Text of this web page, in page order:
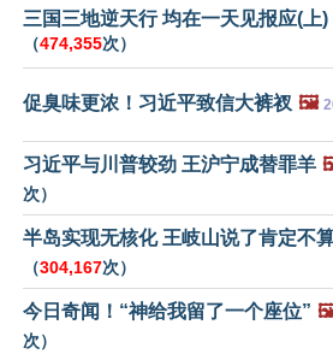
三国三地逆天行 均在一天见报应(上
（474,355次）
促臭味更浓！习近平致信大裤衩 🖼️
习近平与川普较劲 王沪宁成替罪羊
次）
半岛实现无核化 王岐山说了肯定不
（304,167次）
今日奇闻！“神给我留了一个座位”
次）